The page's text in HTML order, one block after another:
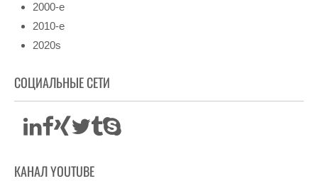
2000-е
2010-е
2020s
СОЦИАЛЬНЫЕ СЕТИ
КАНАЛ YOUTUBE